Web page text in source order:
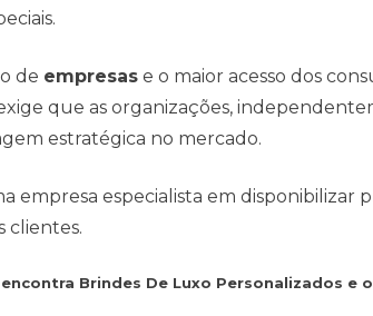
de empresas e o maior acesso dos
que as organizações,
estratégica no mercado.
empresa especialista em disponibilizar
clientes.
encontra Brindes De Luxo Personalizados